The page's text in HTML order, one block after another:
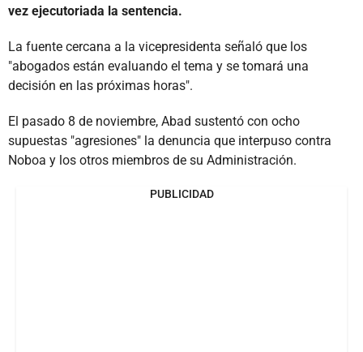
vez ejecutoriada la sentencia.
La fuente cercana a la vicepresidenta señaló que los
"abogados están evaluando el tema y se tomará una
decisión en las próximas horas".
El pasado 8 de noviembre, Abad sustentó con ocho
supuestas "agresiones" la denuncia que interpuso contra
Noboa y los otros miembros de su Administración.
PUBLICIDAD